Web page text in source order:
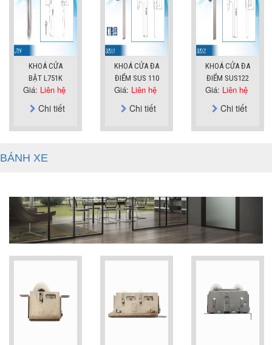
KHOÁ CỬA
BẬT L751K
Giá: Liên hệ
Chi tiết
KHOÁ CỬA ĐA
ĐIỂM SUS 110
Giá: Liên hệ
Chi tiết
KHOÁ CỬA ĐA
ĐIỂM SUS122
Giá: Liên hệ
Chi tiết
BÁNH XE